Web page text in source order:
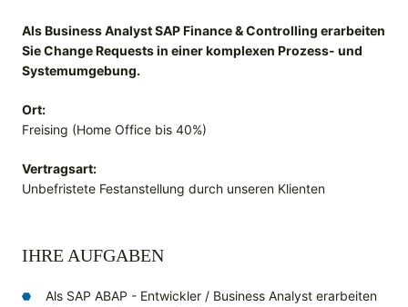
Als Business Analyst SAP Finance & Controlling erarbeiten
Sie Change Requests in einer komplexen Prozess- und
Systemumgebung.
Ort:
Freising (Home Office bis 40%)
Vertragsart:
Unbefristete Festanstellung durch unseren Klienten
IHRE AUFGABEN
Als SAP ABAP - Entwickler / Business Analyst erarbeiten